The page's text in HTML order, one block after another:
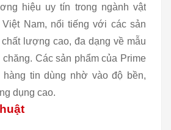
hiệu uy tín trong ngành vật
Nam, nổi tiếng với các sản
lượng cao, đa dạng về mẫu
Các sản phẩm của Prime
hàng tin dùng nhờ vào độ bền,
dụng cao.